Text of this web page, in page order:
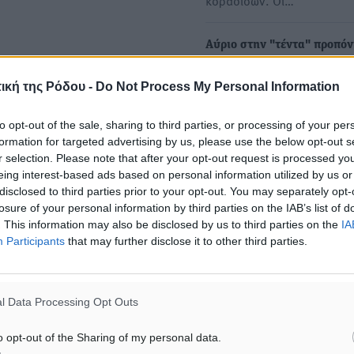
της Ρόδου - Do Not Process My Personal Information
opt-out of the sale, sharing to third parties, or processing of your
for targeted advertising by us, please use the below opt-out
selection. Please note that after your opt-out request is processed
interest-based ads based on personal information utilized by us
to third parties prior to your opt-out. You may separately
of your personal information by third parties on the IAB’s list of
This information may also be disclosed by us to third parties on the
Participants that may further disclose it to other third parties.
Data Processing Opt Outs
opt-out of the Sharing of my personal data.
Αύριο στην "τέντα"
Με την παρουσία του Κώστα
Ανδριοπούλου και υπό